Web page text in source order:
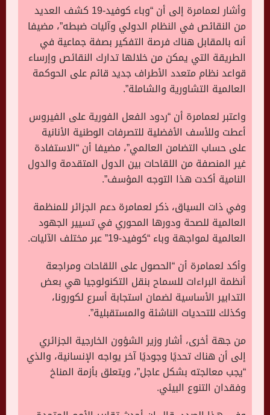
وأشار لعمامرة إلى أن “وباء كوفيد-19 كشف العديد
من النقائص في النظام الدولي وآليات ضبطه”، مضيفا
أنه بالمقابل هناك فرصة التفكير بصفة جماعية في
الطريقة التي يمكن من خلالها تدارك النقائص وإرساء
قواعد نظام متعدد الأطراف جديد قائم على الحوكمة
العالمية التشاورية والشاملة”.
واعتبر لعمامرة أن “ردود الفعل الفورية على الفيروس
أعطت وللأسف الأفضلية للتصرفات الوطنية الأنانية
على حساب التضامن العالمي”، مضيفا أن “الاستفادة
غير المنصفة من اللقاحات بين الدول المتقدمة والدول
النامية أكدت هذا التوجه المؤسف”.
وفي ذات السياق، ذكر لعمامرة دعم الجزائر للمنظمة
العالمية للصحة ودورها المحوري في تسيير الجهود
العالمية لمواجهة وباء “كوفيد-19” عبر مختلف الآليات.
وأكد لعمامرة أن “الحصول على اللقاحات ومراجعة
أنظمة البراءات للسماح بنقل التكنولوجيا هي بعض
التدابير الأساسية لضمان استجابة أسرع لكورونا،
وكذلك للتحديات الناشئة والمستقبلية”.
من جهة أخرى، أشار وزير الشؤون الخارجية الجزائري
إلى أن هناك تحديًا وجوديًا آخر يواجه الإنسانية، والذي
“يجب معالجته بشكل عاجل”، ويتعلق بأزمة المناخ
وفقدان التنوع البيئي.